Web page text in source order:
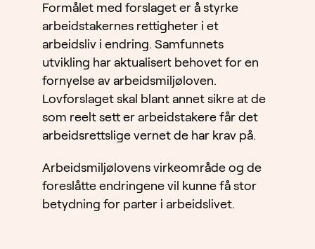
Formålet med forslaget er å styrke
arbeidstakernes rettigheter i et
arbeidsliv i endring. Samfunnets
utvikling har aktualisert behovet for en
fornyelse av arbeidsmiljøloven.
Lovforslaget skal blant annet sikre at de
som reelt sett er arbeidstakere får det
arbeidsrettslige vernet de har krav på.
Arbeidsmiljølovens virkeområde og de
foreslåtte endringene vil kunne få stor
betydning for parter i arbeidslivet.